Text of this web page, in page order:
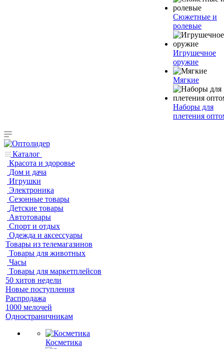
Сюжетные и
ролевые
Игрушечное
оружие
Мягкие
Наборы для
плетения
Каталог
Красота и здоровье
Дом и дача
Игрушки
Электроника
Сезонные товары
Детские товары
Автотовары
Спорт и отдых
Одежда и аксессуары
Товары из телемагазинов
Товары для животных
Часы
Товары для маркетплейсов
50 хитов недели
Новые поступления
Распродажа
1000 мелочей
Одностраничникам
Косметика